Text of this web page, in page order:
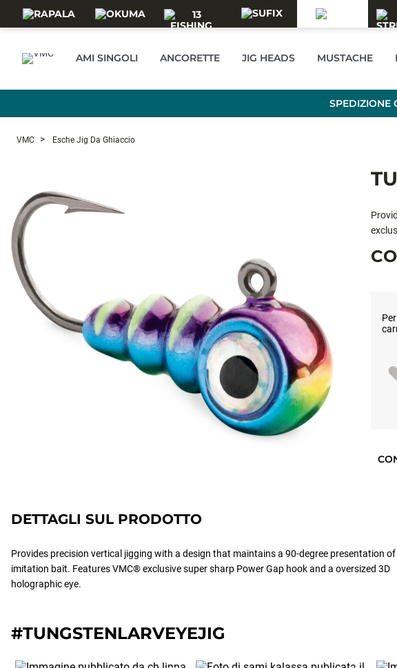
AMI SINGOLI ANCORETTE JIG HEADS MUSTACHE
SPEDIZIONE
VMC Esche Jig Da Ghiaccio
DETTAGLI SUL PRODOTTO
Provides precision vertical jigging with a design that maintains a 90-degree presentation of
imitation bait. Features VMC® exclusive super sharp Power Gap hook and a oversized 3D
holographic eye.
#TUNGSTENLARVEYEJIG